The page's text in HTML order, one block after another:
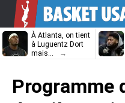
À Atlanta, on tient
à Luguentz Dort
mais…
Unibet
Programme